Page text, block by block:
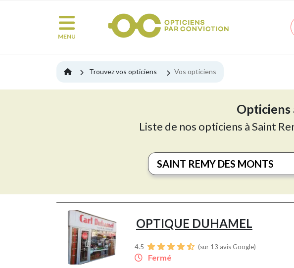
MENU
Trouvez vos opticiens Vos opticiens
Opticiens
Liste de nos opticiens à Saint
OPTIQUE DUHAMEL
4.5 (sur 13 avis Google)
Fermé